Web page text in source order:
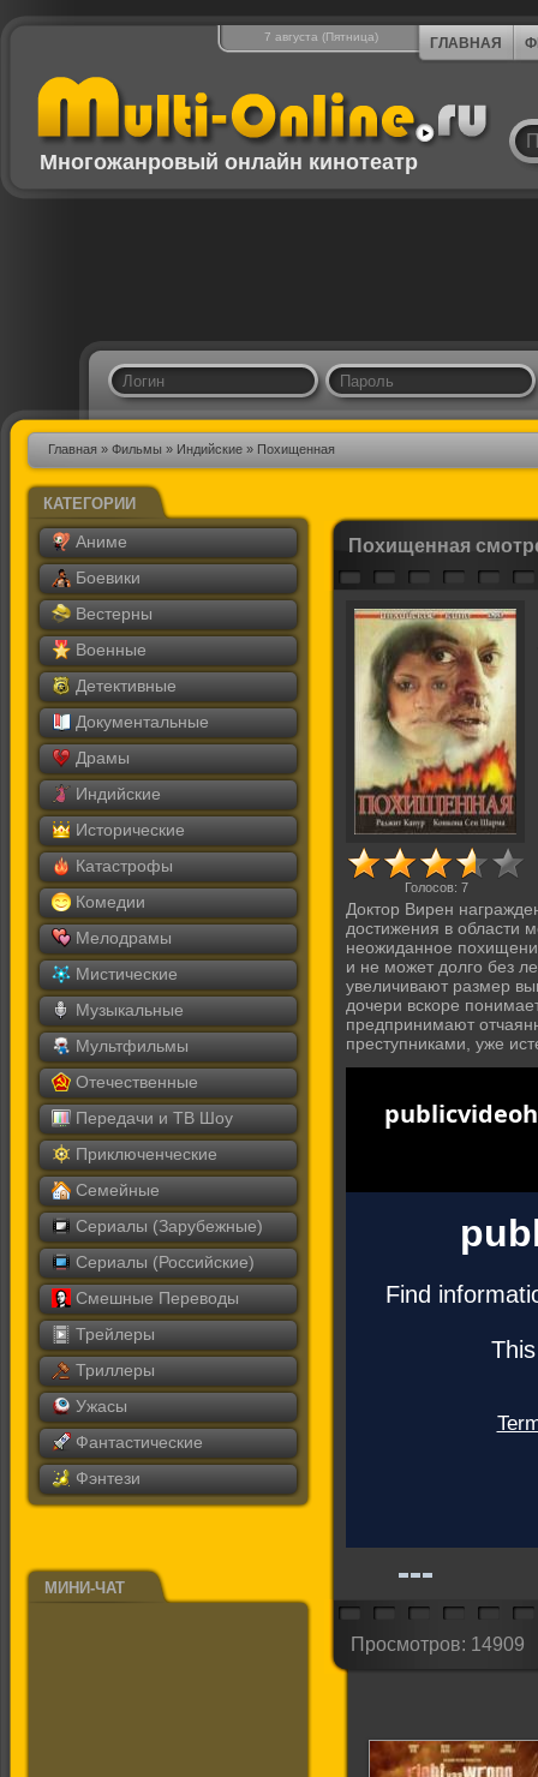
7 августа (Пятница) ГЛАВНАЯ
Многожанровый онлайн кинотеатр
Главная » Фильмы » Индийские » Похищенная
КАТЕГОРИИ
Аниме
Боевики
Вестерны
Военные
Детективные
Документальные
Драмы
Индийские
Исторические
Катастрофы
Комедии
Мелодрамы
Мистические
Музыкальные
Мультфильмы
Отечественные
Передачи и ТВ Шоу
Приключенческие
Семейные
Сериалы (Зарубежные)
Сериалы (Российские)
Смешные Переводы
Трейлеры
Триллеры
Ужасы
Фантастические
Фэнтези
МИНИ-ЧАТ
Похищенная
Голосов: 7
Доктор Вирен
достижения в области
неожиданное
и не может долго без
увеличивают размер
дочери вскоре
предпринимают
преступниками, уже
Просмотров: 14909